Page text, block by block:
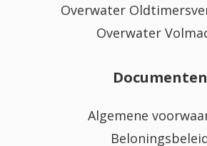
Overwater
Overwater
Documenten
Algemene